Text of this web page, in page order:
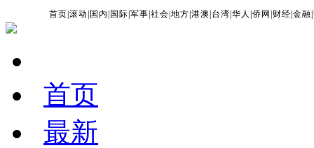
首页 |滚动 国内 国际 |军事 |社会 |地方 |港澳 台湾 |华人 |侨网 财经 |金融 |
首页
最新